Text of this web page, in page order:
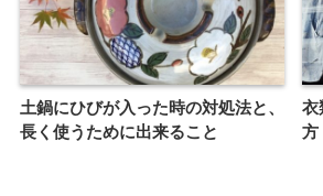
土鍋にひびが入った時の対処法と、
長く使うために出来ること
衣
方